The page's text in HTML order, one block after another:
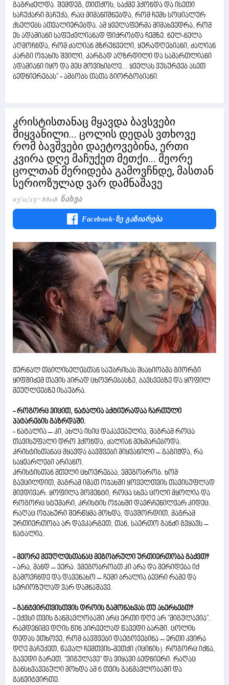
გაგრძელდა. შემდეგ, თითქოს, საქმე ჰქონდა და ისეთი
საჩუქარი მაჩუქა, რაც მიმანიშნებდა, რომ ჩემს სოციალურ
ქსელებს ათვალიერებდა. ამ ყველაფერმა მიმახვედრა, რომ
ეს ადამიანი საფუძვლიანად ფიქრობდა ჩემზე. ნელ-ნელა
აღმოჩნდა, რომ ძალიან მზრუნველი, ყურადღებიანი, ძალიან
კარგი ოჯახის შვილი, კარგად აღზრდილი და სამართლიანი
ადამიანი იყო და მეც მოვიხიბლე... ყველას ვუსურვებ ასეთ
ბედნიერებას" - ამბობს თათა გიორგობიანი.
კრისტისთანაც მყავდა ბავსვები
მიყვანილი... ცოლის დედას ვთხოვე
რომ ბავშვები დაეტოვებინა, ერთი
კვირა დღე მაჩუქეთ მეთქი... მეორე
ცოლთან მერიდება გამოვჩნდე, მასთან
სერიოზულად ვარ დამნაშავე
07/11/23 88118 Ნახვა
Facebook-Ზე Გაზიარება
ჟურნალ თბილისელებთან საუბრისას მსახიობმა გიორგი
ყიფშიძემ თავის პირად ცხოვრებასზე, ბავსვებზე და ყოფილ
მეუღლეებზე ისაუბრა.
- როგორც ვიცით, ნატალია აქტიურადაა ჩართული
პატარების გაზრდაში.
- ნატალია – კი, ახლა ისიც დაკავებულია, მაგრამ როცა
თავისუფალი დრო ჰქონდა, ძალიან მეხმარებოდა.
კრისტისთანაც მყავდა ბავშვები მიყვანილი – გაგიჟდა, რა
საყვარლები არიანო.
კრისტისთან მთელი ცხოვრებაა, ვმეგობრობ. ხომ
გავცილდით, მაგრამ იმათ ოჯახში ყოველთვის თავისუფლად
მივდივარ. ყოფილა მომენტი, როცა სხვა ცოლი მყოლია და
როგორც სტუმარი, კრისტის ოჯახში დავრჩენილვარ კიდეც.
რაღაც ოჯახური შერწყმა მოხდა, დავშორდით, მაგრამ
ურთიერთობა არ დავკარგეთ, თან, საერთო განძი გვყავს –
ნატალია.
- მეორე მეუღლესთანაც მეგობრული ურთიერთობა გაქვთ?
- არა, მანდ – ვერა. ვმეგობრობთ კი არა და მერიდება იქ
გამოვჩნდე და დავენახო – ჩემი ბრალია ბევრი რამე და
სერიოზულად ვარ დამნაშავე.
- განტვირთვისთვის დროის გამონახვას თუ ახერხებთ?
- ექვსი თვის განმავლობაში არც ერთი დღე არ "მიგულავია".
რამდენიმე დღის წინ პირველად წავედი ბარში. ცოლის
დედას ვთხოვე, რომ ბავშვები დაეტოვებინა – ერთი კვირა
დღე მაჩუქეთ, წავალ ჩემთვის-მეთქი (იცინის). როგორც იქნა,
გავედი გარეთ, "ვიგულავე" და ვიყავი ბედნიერი. რაღაც
განსხვავებული მოხდა ამ 6 თვის განმავლობაში და
განვიტვირთე.